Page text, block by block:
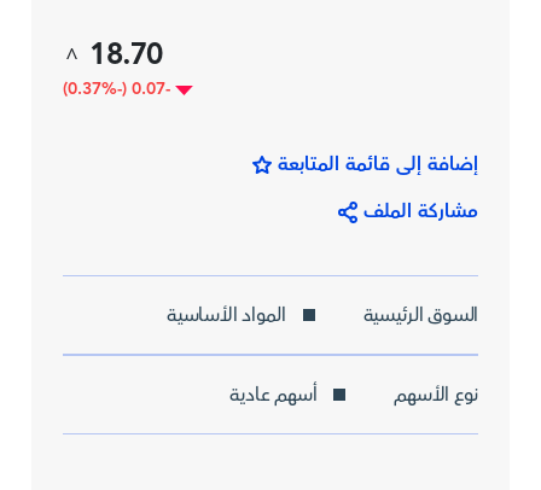
18.70
^
-0.07 (-0.37%)
إضافة إلى قائمة المتابعة
مشاركة الملف
السوق الرئيسية المواد الأساسية
نوع الأسهم أسهم عادية